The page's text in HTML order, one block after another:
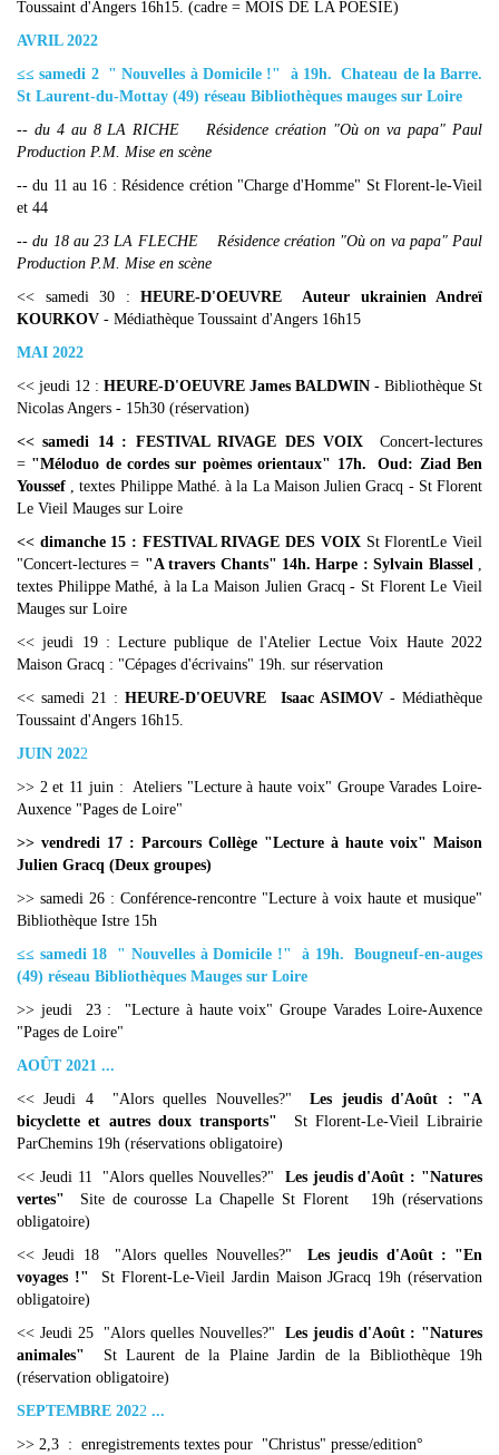
Toussaint d'Angers 16h15. (cadre = MOIS DE LA POESIE)
AVRIL 2022
≤≤ samedi 2 " Nouvelles à Domicile !" à 19h. Chateau de la Barre.
St Laurent-du-Mottay (49) réseau Bibliothèques mauges sur Loire
-- du 4 au 8 LA RICHE Résidence création "Où on va papa" Paul
Production P.M. Mise en scène
-- du 11 au 16 : Résidence crétion "Charge d'Homme" St Florent-le-Vieil
et 44
-- du 18 au 23 LA FLECHE Résidence création "Où on va papa" Paul
Production P.M. Mise en scène
<< samedi 30 : HEURE-D'OEUVRE Auteur ukrainien Andreï
KOURKOV - Médiathèque Toussaint d'Angers 16h15
MAI 2022
<< jeudi 12 : HEURE-D'OEUVRE James BALDWIN - Bibliothèque St
Nicolas Angers - 15h30 (réservation)
<< samedi 14 : FESTIVAL RIVAGE DES VOIX Concert-lectures
= "Méloduo de cordes sur poèmes orientaux" 17h. Oud: Ziad Ben
Youssef , textes Philippe Mathé. à la La Maison Julien Gracq - St Florent
Le Vieil Mauges sur Loire
<< dimanche 15 : FESTIVAL RIVAGE DES VOIX St FlorentLe Vieil
"Concert-lectures = "A travers Chants" 14h. Harpe : Sylvain Blassel,
textes Philippe Mathé, à la La Maison Julien Gracq - St Florent Le Vieil
Mauges sur Loire
<< jeudi 19 : Lecture publique de l'Atelier Lectue Voix Haute 2022
Maison Gracq : "Cépages d'écrivains" 19h. sur réservation
<< samedi 21 :HEURE-D'OEUVRE Isaac ASIMOV - Médiathèque
Toussaint d'Angers 16h15.
JUIN 2022
>> 2 et 11 juin : Ateliers "Lecture à haute voix" Groupe Varades Loire-
Auxence "Pages de Loire"
>> vendredi 17 : Parcours Collège "Lecture à haute voix" Maison
Julien Gracq (Deux groupes)
>> samedi 26 : Conférence-rencontre "Lecture à voix haute et musique"
Bibliothèque Istre 15h
≤≤ samedi 18 " Nouvelles à Domicile !" à 19h. Bougneuf-en-auges
(49) réseau Bibliothèques Mauges sur Loire
>> jeudi 23 : "Lecture à haute voix" Groupe Varades Loire-Auxence
"Pages de Loire"
AOÛT 2021 ...
<< Jeudi 4 "Alors quelles Nouvelles?"Les jeudis d'Août : "A
bicyclette et autres doux transports" St Florent-Le-Vieil Librairie
ParChemins 19h (réservations obligatoire)
<< Jeudi 11 "Alors quelles Nouvelles?" Les jeudis d'Août : "Natures
vertes" Site de courosse La Chapelle St Florent 19h (réservations
obligatoire)
<< Jeudi 18 "Alors quelles Nouvelles?" Les jeudis d'Août : "En
voyages !" St Florent-Le-Vieil Jardin Maison JGracq 19h (réservation
obligatoire)
<< Jeudi 25 "Alors quelles Nouvelles?" Les jeudis d'Août : "Natures
animales"
St Laurent de la Plaine Jardin de la Bibliothèque 19h
(réservation obligatoire)
SEPTEMBRE 2022 ...
>> 2,3 : enregistrements textes pour "Christus" presse/edition°